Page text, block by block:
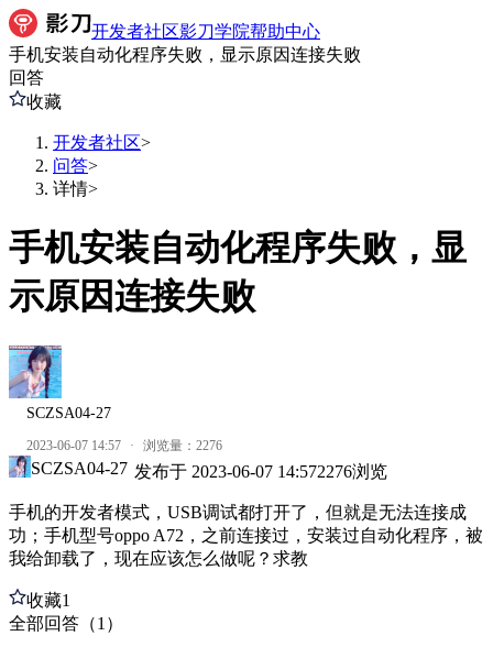
开发者社区影刀学院帮助中心
手机安装自动化程序失败，显示原因连接失败
回答
收藏
开发者社区>
问答>
详情>
手机安装自动化程序失败，显
示原因连接失败
SCZSA04-27
2023-06-07 14:57 · 浏览量： 2276
SCZSA04-27 发布于 2023-06-07 14:572276浏览
手机的开发者模式，USB调试都打开了，但就是无法连接成
功；手机型号oppo A72，之前连接过，安装过自动化程序，被
我给卸载了，现在应该怎么做呢？求教
收藏1
全部回答 （1 ）